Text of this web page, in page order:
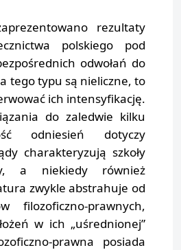
rezultaty
polskiego pod
odwołań do
tego typu są nieliczne, to
ich intensyfikację.
do zaledwie kilku
odniesień dotyczy
charakteryzują szkoły
a niekiedy również
zwykle abstrahuje od
filozoficzno-prawnych,
w ich „uśrednionej”
prawna posiada